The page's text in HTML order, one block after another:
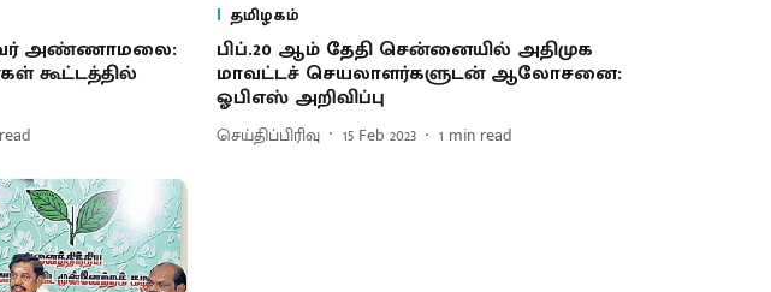
அண்ணாமலை:
கூட்டத்தில்
தமிழகம்
பிப்.20 ஆம் தேதி சென்னையில் அதிமுக
மாவட்டச் செயலாளர்களுடன் ஆலோசனை:
ஓபிஎஸ் அறிவிப்பு
செய்திப்பிரிவு 15 Feb 2023 1 min read